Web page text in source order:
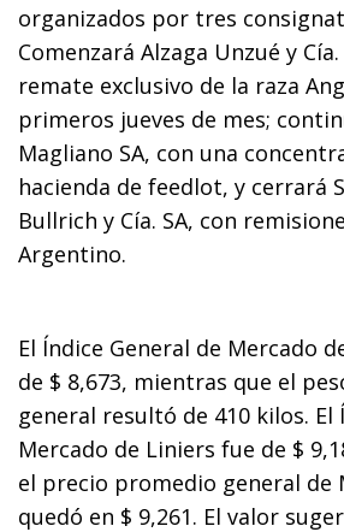
organizados por tres
Comenzará Alzaga Unzué y Cía.
remate exclusivo de la raza
primeros jueves de mes;
Magliano SA, con una
hacienda de feedlot, y cerrará
Bullrich y Cía. SA, con
Argentino.
El Índice General de Mercado
de $ 8,673, mientras que el
general resultó de 410 kilos. El
Mercado de Liniers fue de $
el precio promedio general de
quedó en $ 9,261. El valor